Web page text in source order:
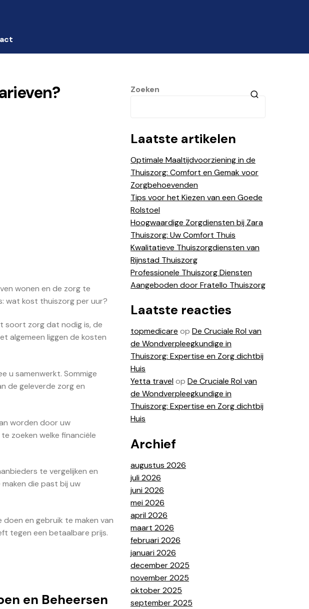
wonen en de zorg te
wat kost thuiszorg per uur?
soort zorg dat nodig is, de
algemeen liggen de kosten
u samenwerkt. Sommige
de geleverde zorg en
worden door uw
zoeken welke financiële
te vergelijken en
die past bij uw
en gebruik te maken van
tegen een betaalbare prijs.
en Beheersen
Zoeken
Laatste artikelen
Optimale Maaltijdvoorziening in de
Thuiszorg: Comfort en Gemak voor
Zorgbehoevenden
Tips voor het Kiezen van een Goede
Rolstoel
Hoogwaardige Zorgdiensten bij Zara
Thuiszorg: Uw Comfort Thuis
Kwalitatieve Thuiszorgdiensten van
Rijnstad Thuiszorg
Professionele Thuiszorg Diensten
Aangeboden door Fratello Thuiszorg
Laatste reacties
topmedicare op De Cruciale Rol van
de Wondverpleegkundige in
Thuiszorg: Expertise en Zorg dichtbij
Huis
Yetta travelop De Cruciale Rol van
de Wondverpleegkundige in
Thuiszorg: Expertise en Zorg dichtbij
Huis
Archief
augustus 2026
juli 2026
juni 2026
mei 2026
april 2026
maart 2026
februari 2026
januari 2026
december 2025
november 2025
oktober 2025
september 2025